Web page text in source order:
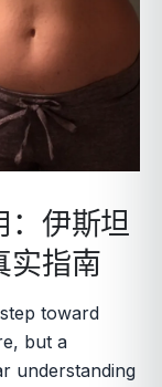
：伊斯坦
实指南
toward
but a
understanding